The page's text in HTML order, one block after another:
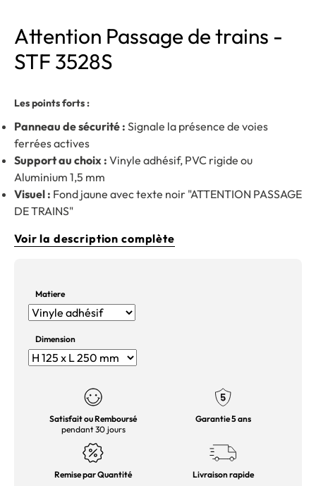
Attention Passage de trains -
STF 3528S
Les points forts :
Panneau de sécurité : Signale la présence de voies
ferrées actives
Support au choix : Vinyle adhésif, PVC rigide ou
Aluminium 1,5 mm
Visuel : Fond jaune avec texte noir "ATTENTION PASSAGE
DE TRAINS"
Voir la description complète
Matiere
Dimension
Satisfait ou Remboursé
pendant 30 jours
Garantie 5 ans
Remise par Quantité Livraison rapide